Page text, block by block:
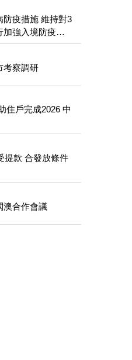
防疫措施 維持對3
強入境防疫措
考察調研
放條件
澳合作會議